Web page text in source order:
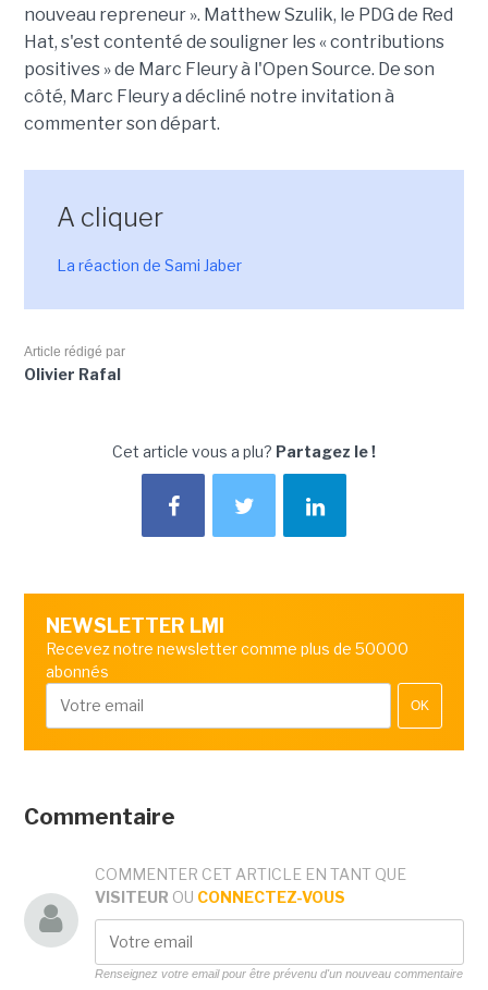
nouveau repreneur ». Matthew Szulik, le PDG de Red
Hat, s'est contenté de souligner les « contributions
positives » de Marc Fleury à l'Open Source. De son
côté, Marc Fleury a décliné notre invitation à
commenter son départ.
A cliquer
La réaction de Sami Jaber
Article rédigé par
Olivier Rafal
Cet article vous a plu? Partagez le !
NEWSLETTER LMI
Recevez notre newsletter comme plus de 50000
abonnés
OK
Commentaire
COMMENTER CET ARTICLE EN TANT QUE
VISITEUR OU CONNECTEZ-VOUS
Renseignez votre email pour être prévenu d'un nouveau commentaire